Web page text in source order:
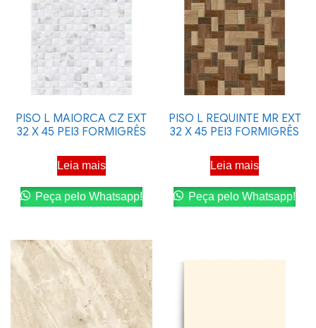
PISO L MAIORCA CZ EXT
32 X 45 PEI3 FORMIGRÊS
Leia mais
Peça pelo Whatsapp!
PISO L REQUINTE MR EXT
32 X 45 PEI3 FORMIGRÊS
Leia mais
Peça pelo Whatsapp!